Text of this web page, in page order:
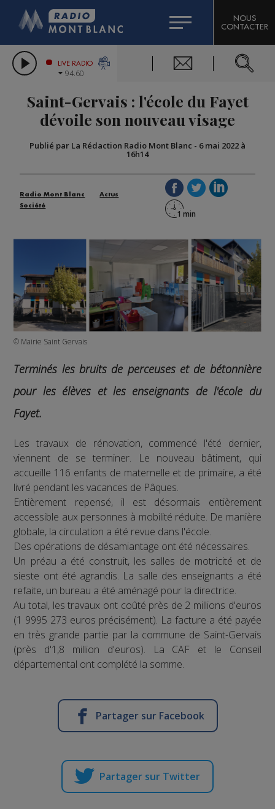
LES CHRONIQUES DE L'EXPERT
CITIZEN MACHINERY
GRAND MASSIF DOMAINES SKIABLES
BIGARD
COMPAGNIE DU MONT-BLANC
NOUS
CONTACTER
LIVE RADIO
94.60
Saint-Gervais : l'école du Fayet
dévoile son nouveau visage
Publié par La Rédaction Radio Mont Blanc - 6 mai 2022 à
16h14
Radio Mont Blanc
Actus
Société
© Mairie Saint Gervais
Terminés les bruits de perceuses et de bétonnière
pour les élèves et les enseignants de l'école du
Fayet.
Les travaux de rénovation, commencé l'été dernier,
viennent de se terminer. Le nouveau bâtiment, qui
accueille 116 enfants de maternelle et de primaire, a été
livré pendant les vacances de Pâques.
Entièrement repensé, il est désormais entièrement
accessible aux personnes à mobilité réduite. De manière
globale, la circulation a été revue dans l'école.
Des opérations de désamiantage ont été nécessaires.
Un préau a été construit, les salles de motricité et de
sieste ont été agrandis. La salle des enseignants a été
refaite, un bureau a été aménagé pour la directrice.
Au total, les travaux ont coûté près de 2 millions d'euros
(1 9995 273 euros précisément). La facture a été payée
en très grande partie par la commune de Saint-Gervais
(près d'1,8 million d'euros). La CAF et le Conseil
départemental ont complété la somme.
Partager sur Facebook
Partager sur Twitter